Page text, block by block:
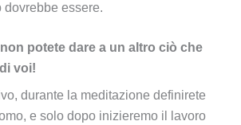
dovrebbe essere.
potete dare a un altro ciò che
voi!
durante la meditazione definirete
e solo dopo inizieremo il lavoro